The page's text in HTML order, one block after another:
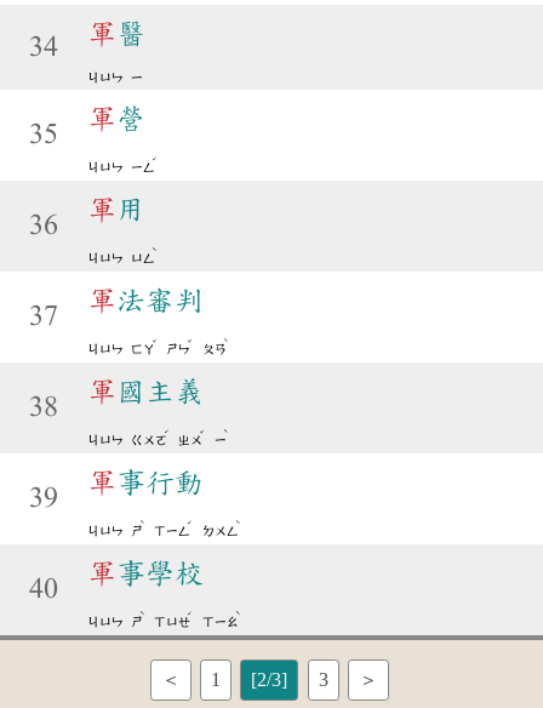
34 軍 醫
ㄐㄩㄣ ㄧ
35
軍營
ㄐㄩㄣ ㄧㄥ
ˊ
36
軍 用
ㄐㄩㄣ ㄩㄥ
ˋ
37
軍法審判
ㄐㄩㄣ ㄈㄚ
ˇ
ㄕㄣ
ˇ
ㄆㄢ
ˋ
38
軍 國主義
ㄐㄩㄣ ㄍㄨㄛ
ˊ
ㄓㄨ
ˇ
ㄧ
ˋ
39
軍事行動
ㄐㄩㄣ ㄕ
ˋ
ㄒㄧㄥ
ˊ
ㄉㄨㄥ
ˋ
40
軍事學校
ㄐㄩㄣ ㄕ
ˋ
ㄒㄩㄝ
ˊ
ㄒㄧㄠ
ˋ
＜ 1 [2/3] 3 ＞